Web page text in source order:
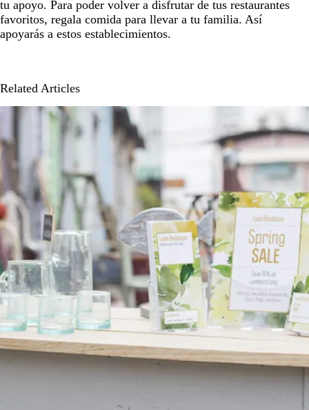
tu apoyo. Para poder volver a disfrutar de tus restaurantes
favoritos, regala comida para llevar a tu familia. Así
apoyarás a estos establecimientos.
Related Articles